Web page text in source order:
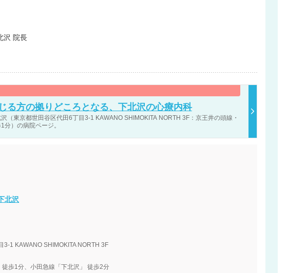
沢 院長
る方の拠りどころとなる、下北沢の心療内科
（東京都世田谷区代田6丁目3-1 KAWANO SHIMOKITA NORTH 3F：京王井の頭線・
分）の病院ページ。
北沢
3-1 KAWANO SHIMOKITA NORTH 3F
歩1分、小田急線「下北沢」 徒歩2分